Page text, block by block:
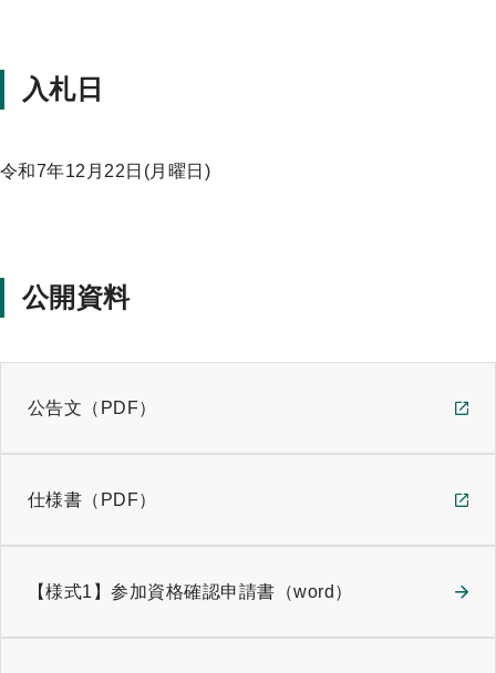
入札日
令和7年12月22日(月曜日)
公開資料
公告文（PDF）
仕様書（PDF）
【様式1】参加資格確認申請書（word）